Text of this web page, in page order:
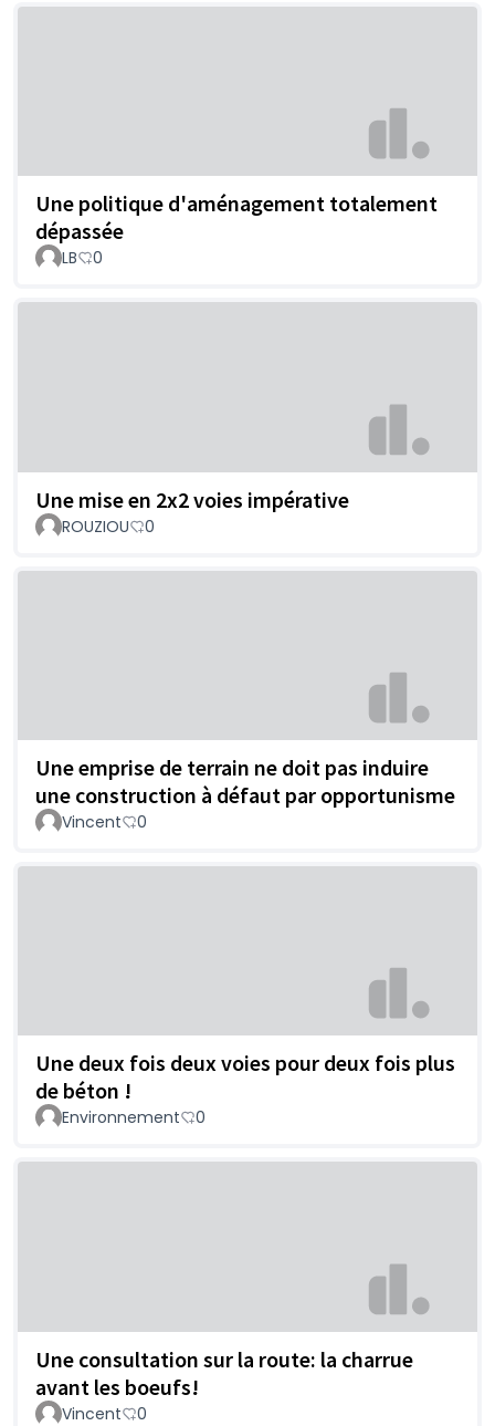
Une politique d'aménagement totalement
dépassée
LB 0
Une mise en 2x2 voies impérative
ROUZIOU 0
Une emprise de terrain ne doit pas induire
une construction à défaut par opportunisme
Vincent 0
Une deux fois deux voies pour deux fois plus
de béton !
Environnement 0
Une consultation sur la route: la charrue
avant les boeufs!
Vincent 0